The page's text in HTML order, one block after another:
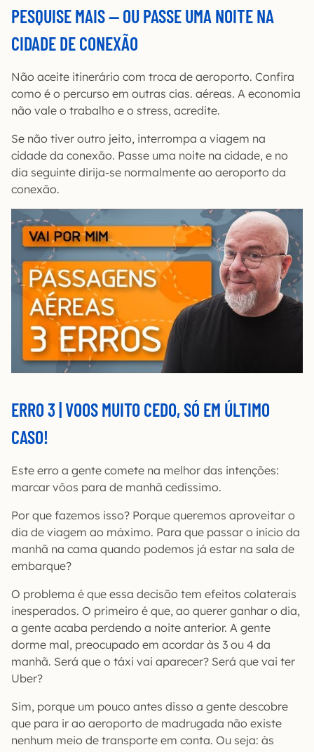
PESQUISE MAIS — OU PASSE UMA NOITE NA
CIDADE DE CONEXÃO
Não aceite itinerário com troca de aeroporto. Confira
como é o percurso em outras cias. aéreas. A economia
não vale o trabalho e o stress, acredite.
Se não tiver outro jeito, interrompa a viagem na
cidade da conexão. Passe uma noite na cidade, e no
dia seguinte dirija-se normalmente ao aeroporto da
conexão.
ERRO 3 | VOOS MUITO CEDO, SÓ EM ÚLTIMO
CASO!
Este erro a gente comete na melhor das intenções:
marcar vôos para de manhã cedíssimo.
Por que fazemos isso? Porque queremos aproveitar o
dia de viagem ao máximo. Para que passar o início da
manhã na cama quando podemos já estar na sala de
embarque?
O problema é que essa decisão tem efeitos colaterais
inesperados. O primeiro é que, ao querer ganhar o dia,
a gente acaba perdendo a noite anterior. A gente
dorme mal, preocupado em acordar às 3 ou 4 da
manhã. Será que o táxi vai aparecer? Será que vai ter
Uber?
Sim, porque um pouco antes disso a gente descobre
que para ir ao aeroporto de madrugada não existe
nenhum meio de transporte em conta. Ou seja: às